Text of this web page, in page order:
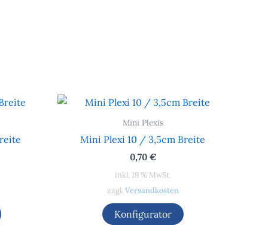
Mini Plexis
Mini Plexi 10 / 3,5cm Breite
0,70 €
inkl. 19 % MwSt.
zzgl. Versandkosten
Konfigurator